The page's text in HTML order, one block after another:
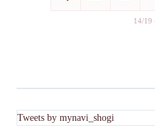
14/19
Tweets by mynavi_shogi